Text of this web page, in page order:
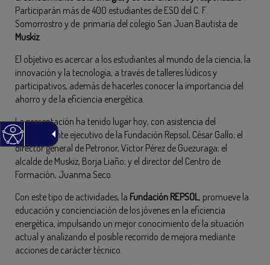
Participarán más de 400 estudiantes de ESO del C. F.
Somorrostro y de primaria del colegio San Juan Bautista de
Muskiz.
El objetivo es acercar a los estudiantes al mundo de la ciencia, la
innovación y la tecnología, a través de talleres lúdicos y
participativos, además de hacerles conocer la importancia del
ahorro y de la eficiencia energética.
La presentación ha tenido lugar hoy, con asistencia del
vicepresidente ejecutivo de la Fundación Repsol, César Gallo; el
director general de Petronor, Víctor Pérez de Guezuraga; el
alcalde de Muskiz, Borja Liaño; y el director del Centro de
Formación, Juanma Seco.
Con este tipo de actividades, la Fundación REPSOL, promueve la
educación y concienciación de los jóvenes en la eficiencia
energética, impulsando un mejor conocimiento de la situación
actual y analizando el posible recorrido de mejora mediante
acciones de carácter técnico.